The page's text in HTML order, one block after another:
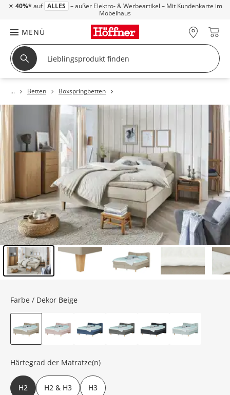
☀ 40%* auf ALLES – außer Elektro- & Werbeartikel – Mit Kundenkarte im
Möbelhaus
MENÜ
Betten Boxspringbetten
Farbe / Dekor Beige
Härtegrad der Matratze(n)
H2 H2 & H3 H3